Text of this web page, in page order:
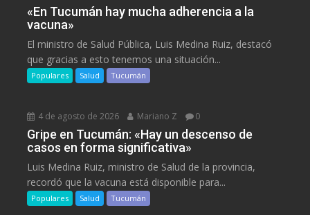
«En Tucumán hay mucha adherencia a la
vacuna»
El ministro de Salud Pública, Luis Medina Ruiz, destacó
que gracias a esto tenemos una situación...
Populares Salud Tucumán
4 de agosto de 2026 Mariano Z 0
Gripe en Tucumán: «Hay un descenso de
casos en forma significativa»
Luis Medina Ruiz, ministro de Salud de la provincia,
recordó que la vacuna está disponible para...
Populares Salud Tucumán